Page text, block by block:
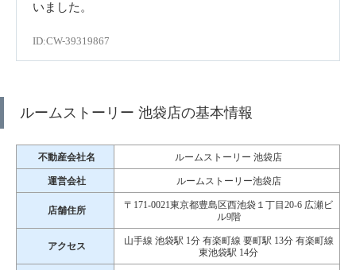
いました。
ID:CW-39319867
ルームストーリー 池袋店の基本情報
不動産会社名 ルームストーリー 池袋店
運営会社 ルームストーリー池袋店
店舗住所
〒171-0021東京都豊島区西池袋１丁目20-6 広瀬ビ
ル9階
アクセス
山手線 池袋駅 1分 有楽町線 要町駅 13分 有楽町線
東池袋駅 14分